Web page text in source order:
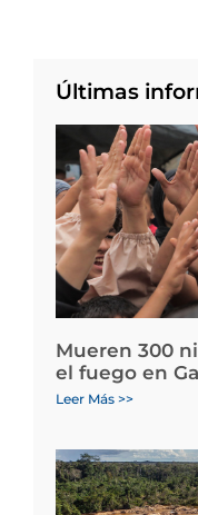
Últimas
Mueren 300
el fuego en
Leer Más >>